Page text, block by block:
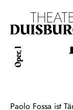
Zur
Zum Footer
Oper, Ballett
Paolo Fossa ist